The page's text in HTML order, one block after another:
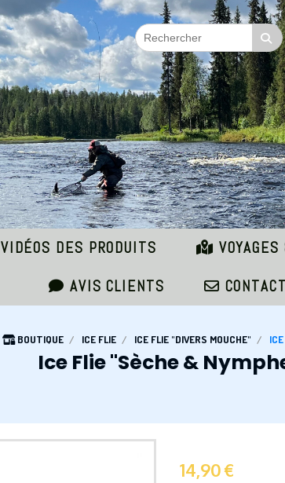
VIDÉOS DES PRODUITS
AVIS CLIENTS
CONTACT
BOUTIQUE ICE FLIE ICE FLIE "DIVERS MOUCHE"
Ice Flie "Sèche &
14,90€